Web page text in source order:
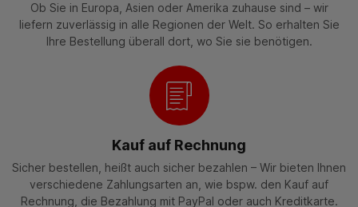
Ob Sie in Europa, Asien oder Amerika zuhause sind – wir
liefern zuverlässig in alle Regionen der Welt. So erhalten Sie
Ihre Bestellung überall dort, wo Sie sie benötigen.
Kauf auf Rechnung
Sicher bestellen, heißt auch sicher bezahlen – Wir bieten Ihnen
verschiedene Zahlungsarten an, wie bspw. den Kauf auf
Rechnung, die Bezahlung mit PayPal oder auch Kreditkarte.